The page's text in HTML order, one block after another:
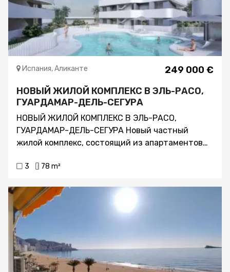
249 000 €
Испания, Аликанте
НОВЫЙ ЖИЛОЙ КОМПЛЕКС В ЭЛЬ-РАСО,
ГУАРДАМАР-ДЕЛЬ-СЕГУРА
НОВЫЙ ЖИЛОЙ КОМПЛЕКС В ЭЛЬ-РАСО,
ГУАРДАМАР-ДЕЛЬ-СЕГУРА Новый частный
жилой комплекс, состоящий из апартаментов
премиум-класса с 2 или 3 спальнями, с частной
удобствами. Квартиры современного дизайна в
охраняемой парковой зоне с цитрусовыми
садами и соляными озерами. Этот красивый
качество жизни, которое достигается
благодаря близости к природе и высоким
технологиям. Современная урбанизация,
3 78 m²